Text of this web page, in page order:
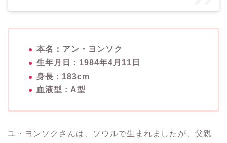
本名：アン・ヨンソク
生年月日 : 1984年4月11日
身長 : 183cm
血液型 : A型
ユ・ヨンソクさんは、ソウルで生まれましたが、父親